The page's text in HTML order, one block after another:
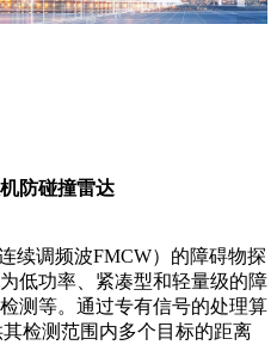
防碰撞雷达
调频波FMCW）的障碍物探
低功率、紧凑型和轻量级的障
测等。通过专有信号的处理算
检测范围内多个目标的距离